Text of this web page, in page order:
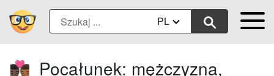
PL
👨🏿‍❤️‍💋‍👨🏾 Pocałunek: mężczyzna,